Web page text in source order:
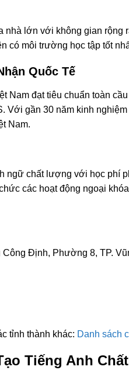
lớn với không gian rộng
có môi trường học tập tốt
Quốc Tế
Nam đạt tiêu chuẩn toàn
Với gần 30 năm kinh
Nam.
ngữ chất lượng với học phí
các hoạt động ngoại
Định, Phường 8, TP.
tỉnh thành khác: Danh sách
Tiếng Anh